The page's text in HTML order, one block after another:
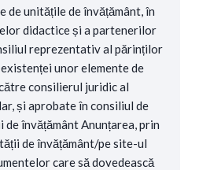
de unitățile de învățământ, în
didactice și a partenerilor
reprezentativ al părinților
unor elemente de
consilierul juridic al
și aprobate în consiliul de
învățământ Anunțarea, prin
de învățământ/pe site-ul
care să dovedească